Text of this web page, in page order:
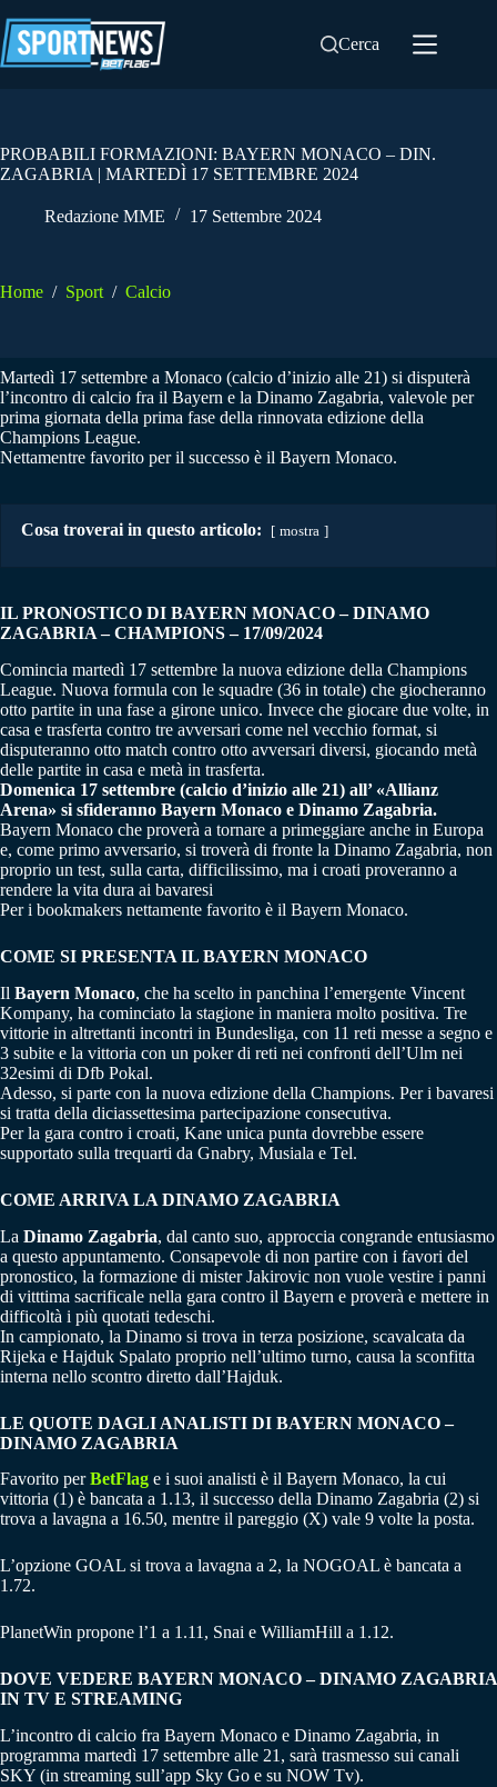
al
contenuto
Cerca
PROBABILI FORMAZIONI: BAYERN MONACO – DIN.
ZAGABRIA | MARTEDÌ 17 SETTEMBRE 2024
Redazione MME 17 Settembre 2024
Home / Sport / Calcio
Martedì 17 settembre a Monaco (calcio d’inizio alle 21) si disputerà
l’incontro di calcio fra il Bayern e la Dinamo Zagabria, valevole per
prima giornata della prima fase della rinnovata edizione della
Champions League.
Nettamentre favorito per il successo è il Bayern Monaco.
Cosa troverai in questo articolo: mostra
IL PRONOSTICO DI BAYERN MONACO – DINAMO
ZAGABRIA – CHAMPIONS – 17/09/2024
Comincia martedì 17 settembre la nuova edizione della Champions
League. Nuova formula con le squadre (36 in totale) che giocheranno
otto partite in una fase a girone unico. Invece che giocare due volte, in
casa e trasferta contro tre avversari come nel vecchio format, si
disputeranno otto match contro otto avversari diversi, giocando metà
delle partite in casa e metà in trasferta.
Domenica 17 settembre (calcio d’inizio alle 21) all’ «Allianz
Arena» si sfideranno Bayern Monaco e Dinamo Zagabria.
Bayern Monaco che proverà a tornare a primeggiare anche in Europa
e, come primo avversario, si troverà di fronte la Dinamo Zagabria, non
proprio un test, sulla carta, difficilissimo, ma i croati proveranno a
rendere la vita dura ai bavaresi
Per i bookmakers nettamente favorito è il Bayern Monaco.
COME SI PRESENTA IL BAYERN MONACO
Il Bayern Monaco, che ha scelto in panchina l’emergente Vincent
Kompany, ha cominciato la stagione in maniera molto positiva. Tre
vittorie in altrettanti incontri in Bundesliga, con 11 reti messe a segno e
3 subite e la vittoria con un poker di reti nei confronti dell’Ulm nei
32esimi di Dfb Pokal.
Adesso, si parte con la nuova edizione della Champions. Per i bavaresi
si tratta della diciassettesima partecipazione consecutiva.
Per la gara contro i croati, Kane unica punta dovrebbe essere
supportato sulla trequarti da Gnabry, Musiala e Tel.
COME ARRIVA LA DINAMO ZAGABRIA
La Dinamo Zagabria, dal canto suo, approccia congrande entusiasmo
a questo appuntamento. Consapevole di non partire con i favori del
pronostico, la formazione di mister Jakirovic non vuole vestire i panni
di vitttima sacrificale nella gara contro il Bayern e proverà e mettere in
difficoltà i più quotati tedeschi.
In campionato, la Dinamo si trova in terza posizione, scavalcata da
Rijeka e Hajduk Spalato proprio nell’ultimo turno, causa la sconfitta
interna nello scontro diretto dall’Hajduk.
LE QUOTE DAGLI ANALISTI DI BAYERN MONACO –
DINAMO ZAGABRIA
Favorito perBetFlag e i suoi analisti è il Bayern Monaco, la cui
vittoria (1) è bancata a 1.13, il successo della Dinamo Zagabria (2) si
trova a lavagna a 16.50, mentre il pareggio (X) vale 9 volte la posta.
L’opzione GOAL si trova a lavagna a 2, la NOGOAL è bancata a
1.72.
PlanetWin propone l’1 a 1.11, Snai e WilliamHill a 1.12.
DOVE VEDERE BAYERN MONACO – DINAMO ZAGABRIA
IN TV E STREAMING
L’incontro di calcio fra Bayern Monaco e Dinamo Zagabria, in
programma martedì 17 settembre alle 21, sarà trasmesso sui canali
SKY (in streaming sull’app Sky Go e su NOW Tv).